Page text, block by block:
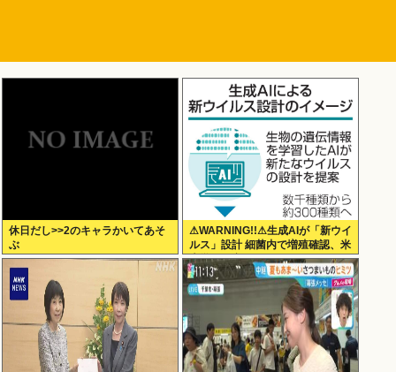
休日だし>>2のキャラかいてあそ
ぶ
⚠WARNING!!⚠生成AIが「新ウイ
ルス」設計 細菌内で増殖確認、米
大学が研究